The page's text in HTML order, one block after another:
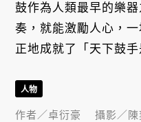
鼓作為人類最早的樂
奏，就能激勵人心，
正地成就了「天下鼓手
人物
作者／卓衍豪 攝影／